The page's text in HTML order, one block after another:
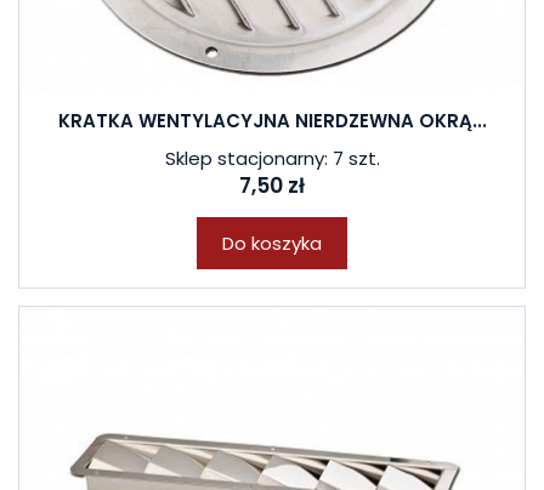
KRATKA WENTYLACYJNA NIERDZEWNA OKRĄ...
Sklep stacjonarny: 7 szt.
7,50 zł
Do koszyka